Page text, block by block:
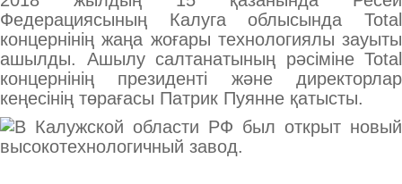
Федерациясының Калуга облысында Total
концернінің жаңа жоғары технологиялы зауыты
ашылды. Ашылу салтанатының рәсіміне Total
концернінің президенті және директорлар
кеңесінің төрағасы Патрик Пуянне қатысты.